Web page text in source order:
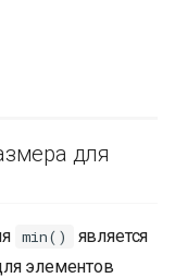
для
min()
является
элементов